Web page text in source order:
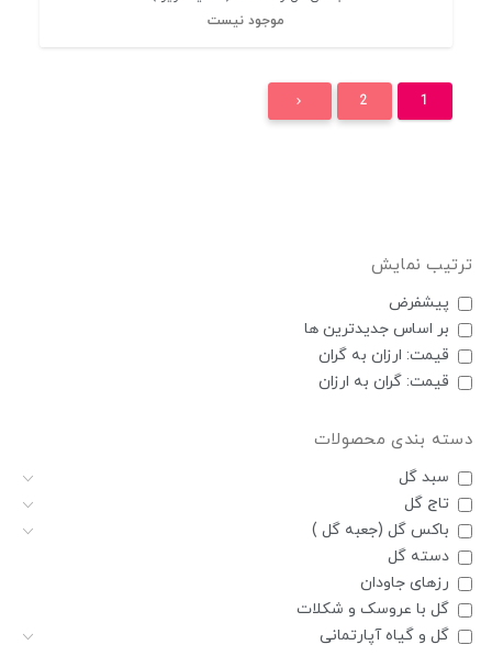
موجود نیست
1
2
ترتیب نمایش
پیشفرض
بر اساس جديدترين ها
قیمت: ارزان به گران
قیمت: گران به ارزان
دسته بندی محصولات
سبد گل
تاج گل
باکس گل (جعبه گل )
دسته گل
رزهای جاودان
گل با عروسک و شکلات
گل و گیاه آپارتمانی